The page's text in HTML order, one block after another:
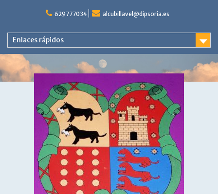
629777034 alcubillavel@dipsoria.es
Enlaces rápidos